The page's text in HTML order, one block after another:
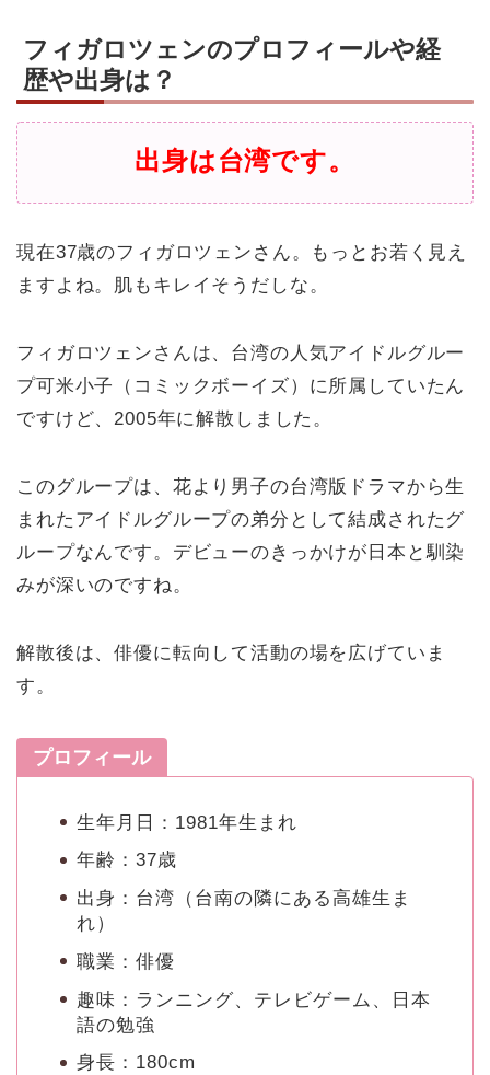
フィガロツェンのプロフィールや経
歴や出身は？
出身は台湾です。
現在37歳のフィガロツェンさん。もっとお若く見え
ますよね。肌もキレイそうだしな。
フィガロツェンさんは、台湾の人気アイドルグルー
プ可米小子（コミックボーイズ）に所属していたん
ですけど、2005年に解散しました。
このグループは、花より男子の台湾版ドラマから生
まれたアイドルグループの弟分として結成されたグ
ループなんです。デビューのきっかけが日本と馴染
みが深いのですね。
解散後は、俳優に転向して活動の場を広げていま
す。
プロフィール
生年月日：1981年生まれ
年齢：37歳
出身：台湾（台南の隣にある高雄生ま
れ）
職業：俳優
趣味：ランニング、テレビゲーム、日本
語の勉強
身長：180cm